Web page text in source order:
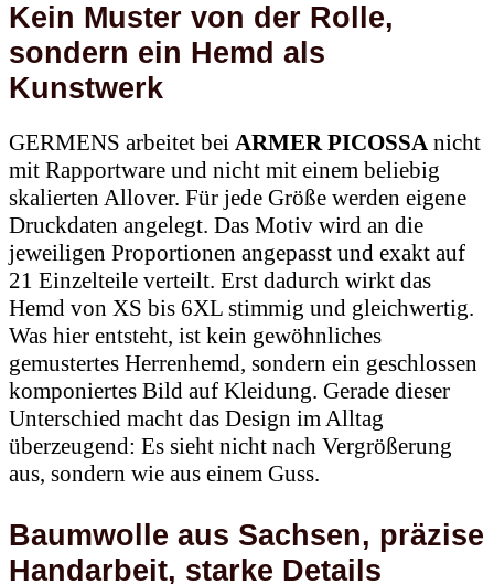
Kein Muster von der Rolle,
sondern ein Hemd als
Kunstwerk
GERMENS arbeitet bei ARMER PICOSSA nicht
mit Rapportware und nicht mit einem beliebig
skalierten Allover. Für jede Größe werden eigene
Druckdaten angelegt. Das Motiv wird an die
jeweiligen Proportionen angepasst und exakt auf
21 Einzelteile verteilt. Erst dadurch wirkt das
Hemd von XS bis 6XL stimmig und gleichwertig.
Was hier entsteht, ist kein gewöhnliches
gemustertes Herrenhemd, sondern ein geschlossen
komponiertes Bild auf Kleidung. Gerade dieser
Unterschied macht das Design im Alltag
überzeugend: Es sieht nicht nach Vergrößerung
aus, sondern wie aus einem Guss.
Baumwolle aus Sachsen, präzise
Handarbeit, starke Details